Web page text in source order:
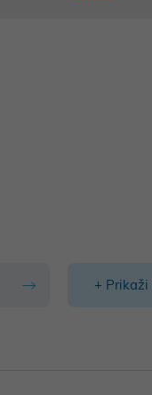
+ Prikaži